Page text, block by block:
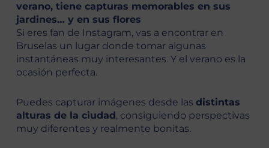
verano, tiene capturas memorables en sus
jardines… y en sus flores
Si eres fan de Instagram, vas a encontrar en
Bruselas un lugar donde tomar algunas
instantáneas muy interesantes. Y el verano es la
ocasión perfecta.
Puedes capturar imágenes desde las distintas
alturas de la ciudad , consiguiendo perspectivas
muy diferentes y realmente bonitas.